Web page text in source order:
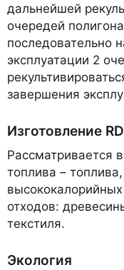
дальнейшей
очередей
последовательно
эксплуатации 2
завершения
Изготовление
Рассматривается
топлива –
отходов:
текстиля.
Экология